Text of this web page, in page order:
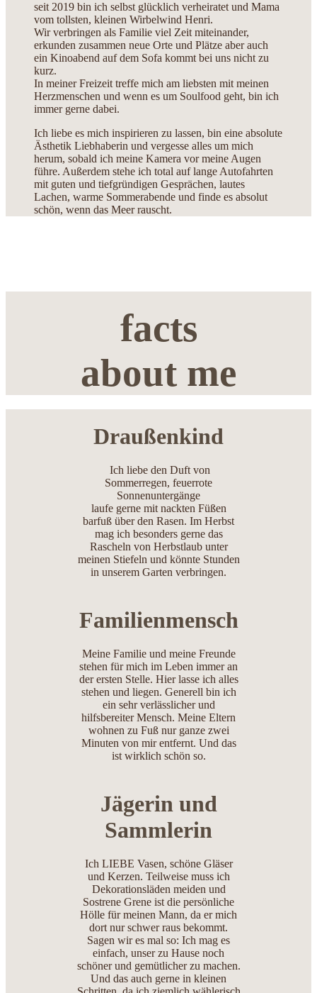
seit 2019 bin ich selbst glücklich verheiratet und Mama
vom tollsten, kleinen Wirbelwind Henri.
Wir verbringen als Familie viel Zeit miteinander,
erkunden zusammen neue Orte und Plätze aber auch
ein Kinoabend auf dem Sofa kommt bei uns nicht zu
kurz.
In meiner Freizeit treffe mich am liebsten mit meinen
Herzmenschen und wenn es um Soulfood geht, bin ich
immer gerne dabei.
Ich liebe es mich inspirieren zu lassen, bin eine absolute
Ästhetik Liebhaberin und vergesse alles um mich
herum, sobald ich meine Kamera vor meine Augen
führe. Außerdem stehe ich total auf lange Autofahrten
mit guten und tiefgründigen Gesprächen, lautes
Lachen, warme Sommerabende und finde es absolut
schön, wenn das Meer rauscht.
facts
about me
Draußenkind
Ich liebe den Duft von
Sommerregen, feuerrote
Sonnenuntergänge
laufe gerne mit nackten Füßen
barfuß über den Rasen. Im Herbst
mag ich besonders gerne das
Rascheln von Herbstlaub unter
meinen Stiefeln und könnte Stunden
in unserem Garten verbringen.
Familienmensch
Meine Familie und meine Freunde
stehen für mich im Leben immer an
der ersten Stelle. Hier lasse ich alles
stehen und liegen. Generell bin ich
ein sehr verlässlicher und
hilfsbereiter Mensch. Meine Eltern
wohnen zu Fuß nur ganze zwei
Minuten von mir entfernt. Und das
ist wirklich schön so.
Jägerin und
Sammlerin
Ich LIEBE Vasen, schöne Gläser
und Kerzen. Teilweise muss ich
Dekorationsläden meiden und
Sostrene Grene ist die persönliche
Hölle für meinen Mann, da er mich
dort nur schwer raus bekommt.
Sagen wir es mal so: Ich mag es
einfach, unser zu Hause noch
schöner und gemütlicher zu machen.
Und das auch gerne in kleinen